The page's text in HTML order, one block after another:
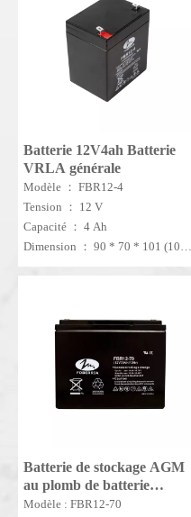
Batterie 12V4ah Batterie
VRLA générale
Modèle ： FBR12-4
Tension ： 12 V
Capacité ： 4 Ah
Dimension ： 90 * 70 * 101 (107)
Batterie de stockage AGM
au plomb de batterie
VRLA 12V70ah
Modèle : FBR12-70